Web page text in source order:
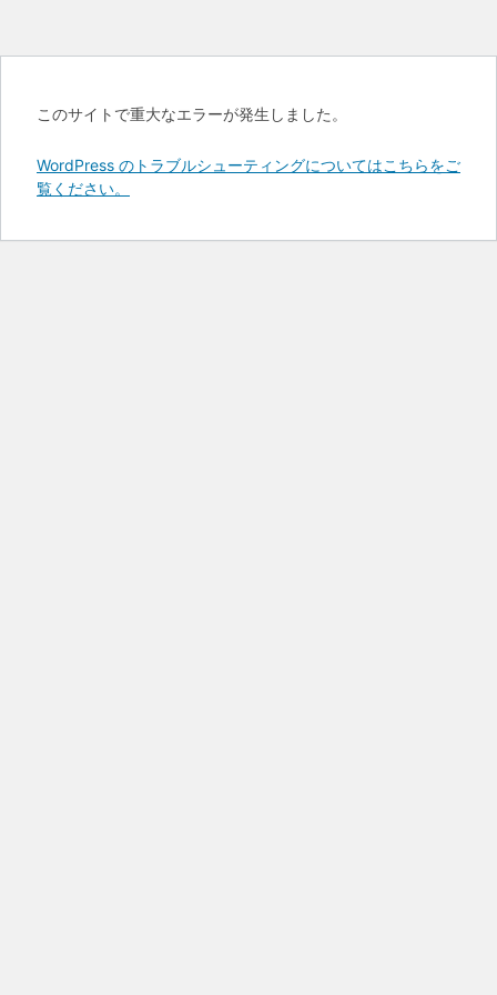
このサイトで重大なエラーが発生しました。
WordPress のトラブルシューティングについてはこちらをご
覧ください。